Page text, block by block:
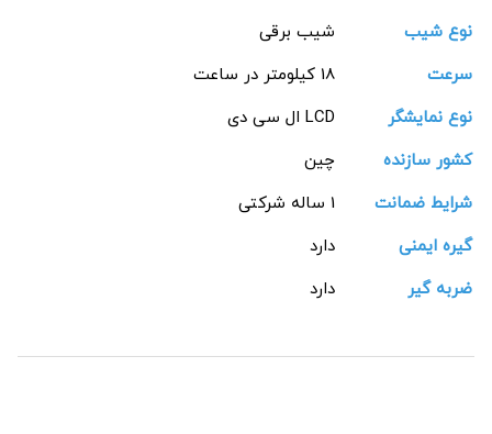
نوع شیب
شیب برقی
سرعت
18 کیلومتر در ساعت
نوع نمایشگر
LCD ال سی دی
کشور سازنده
چین
شرایط ضمانت
1 ساله شرکتی
گیره ایمنی
دارد
ضربه گیر
دارد